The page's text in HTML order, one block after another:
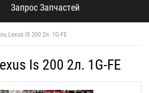
Запрос Запчастей
Lexus IS 200 2л. 1G-FE
Is 200 2л. 1G-FE